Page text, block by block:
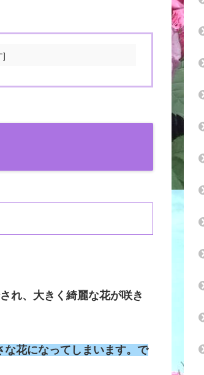
れ、大きく綺麗な花が咲き
花になってしまいます。で